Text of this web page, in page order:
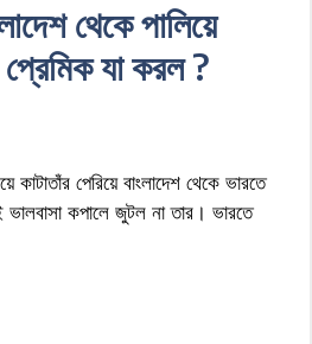
থেকে পালিয়ে
যা করল ?
কাটাতাঁর পেরিয়ে বাংলাদেশ থেকে ভারতে
কপালে জুটল না তার। ভারতে